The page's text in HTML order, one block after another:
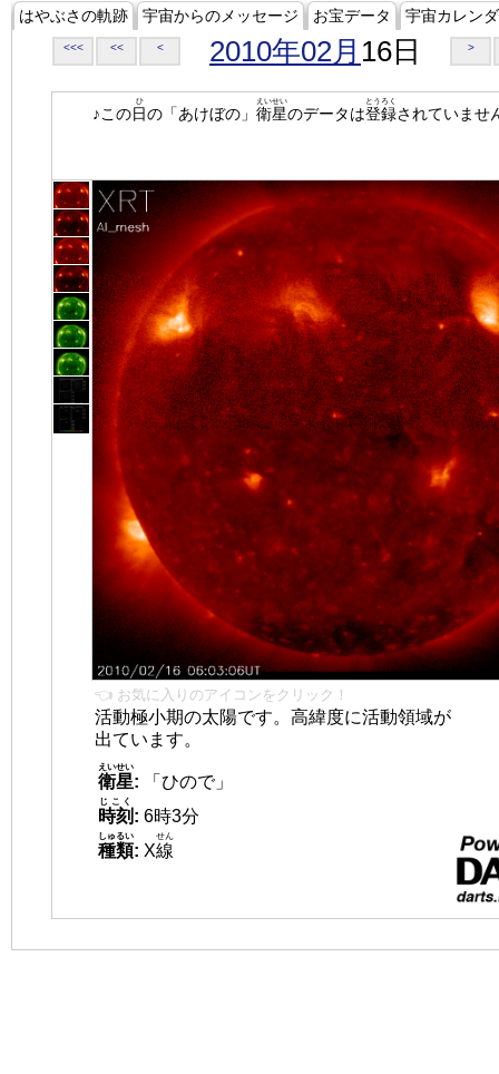
はやぶさの軌跡 宇宙からのメッセージ お宝データ 宇宙カレン
<<< << < 2010年02月 16日 >
♪この日
ひ
の「あけぼの」 衛星
えいせい
のデータは登録
とうろく
されていませ
👈 お気に入りのアイコンをクリック！
活動極小期の太陽です。高緯度に活動領域が
出ています。
衛星
えいせい
:
「ひので」
時刻
じこく
: 6時3分
種類
しゅるい
: X線
せん